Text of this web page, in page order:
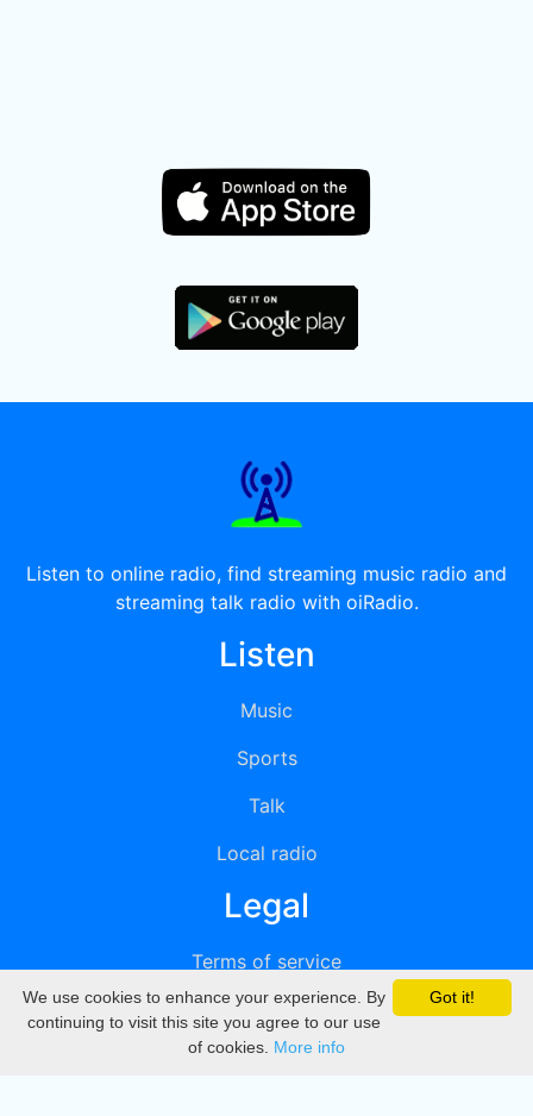
Listen to online radio, find streaming music radio and
streaming talk radio with oiRadio.
Listen
Music
Sports
Talk
Local radio
Legal
Terms of service
Privacy
DMCA
Got it!
We use cookies to enhance your experience. By
continuing to visit this site you agree to our use
of cookies. More info